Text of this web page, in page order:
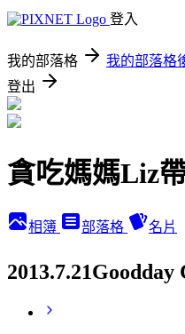
登入
我的部落格 我的部落格
登出
貪吃媽媽Liz
相簿 部落格 名片